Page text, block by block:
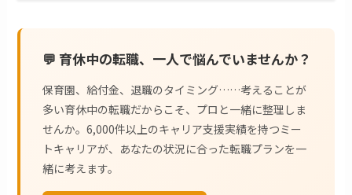
💬 育休中の転職、一人で悩んでいませんか？
保育園、給付金、退職のタイミング……考えることが
多い育休中の転職だからこそ、プロと一緒に整理しま
せんか。6,000件以上のキャリア支援実績を持つミー
トキャリアが、あなたの状況に合った転職プランを一
緒に考えます。